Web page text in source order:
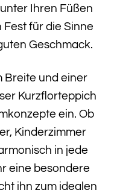
Ihren Füßen
Fest für die Sinne
Geschmack.
Breite und einer
Kurzflorteppich
ein. Ob
Kinderzimmer
in jede
eine besondere
ihn zum idealen